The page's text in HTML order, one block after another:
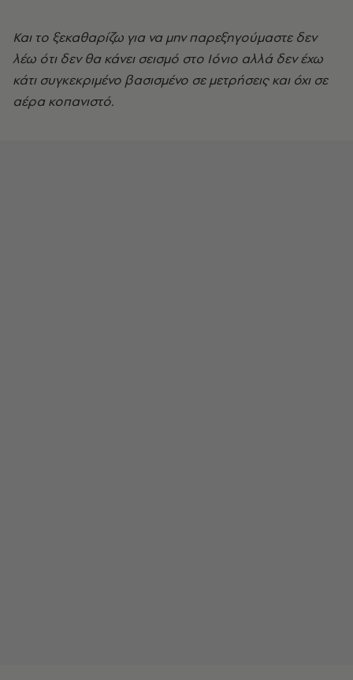
Και το ξεκαθαρίζω για να μην παρεξηγούμαστε δεν
λέω ότι δεν θα κάνει σεισμό στο Ιόνιο αλλά δεν έχω
κάτι συγκεκριμένο βασισμένο σε μετρήσεις και όχι σε
αέρα κοπανιστό.